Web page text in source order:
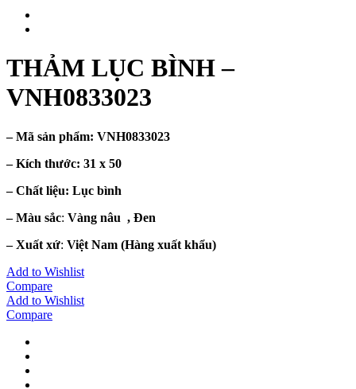
THẢM LỤC BÌNH –
VNH0833023
– Mã sản phẩm: VNH0833023
– Kích thước: 31 x 50
– Chất liệu: Lục bình
– Màu sắc: Vàng nâu , Đen
– Xuất xứ: Việt Nam (Hàng xuất khẩu)
Add to Wishlist
Compare
Add to Wishlist
Compare